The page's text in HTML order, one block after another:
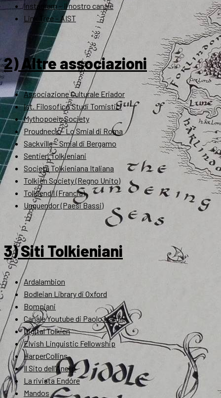
Instagram – Il nostro canale
Link Tree – AIST
2) Altre associazioni
Associazione Culturale Eriador
Ist. Filosofico Studi Tomistici
Mythopoeic Society
Proudneck – Lo Smial di Roma
Sackville – Smial di Bergamo
Sentieri Tolkieniani
Società Tolkieniana Italiana
Tolkien Society (Regno Unito)
Tolkiendil (Francia)
Unquendor (Paesi Bassi)
3) Siti Tolkieniani
Ardalambion
Bodleian Library di Oxford
Bompiani
Canale Youtube di Paolo Nardi
Digital Tolkien
Elvish Linguistic Fellowship
HarperCollins
Il Sito dell'Anello
La rivista Endóre
Mandos